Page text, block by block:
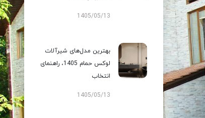
1405/05/13
بهترین مدل‌های شیرآلات
لوکس حمام 1405، راهنمای
انتخاب
1405/05/13